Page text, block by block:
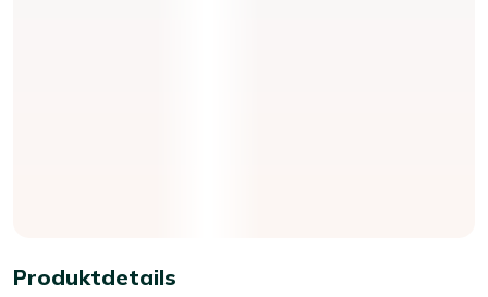
Produktdetails